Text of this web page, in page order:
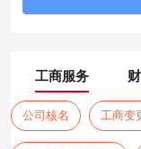
工商服务
公司核名 工商变